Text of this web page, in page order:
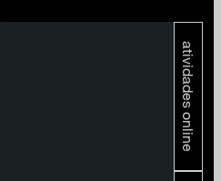
atividades online